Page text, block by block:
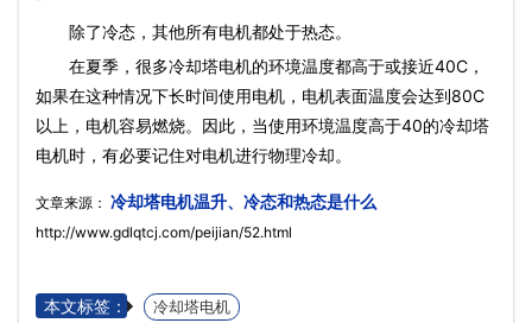
除了冷态，其他所有电机都处于热态。
在夏季，很多冷却塔电机的环境温度都高于或接近40C，
如果在这种情况下长时间使用电机，电机表面温度会达到80C
以上，电机容易燃烧。因此，当使用环境温度高于40的冷却塔
电机时，有必要记住对电机进行物理冷却。
文章来源： 冷却塔电机温升、冷态和热态是什么
http://www.gdlqtcj.com/peijian/52.html
本文标签： 冷却塔电机